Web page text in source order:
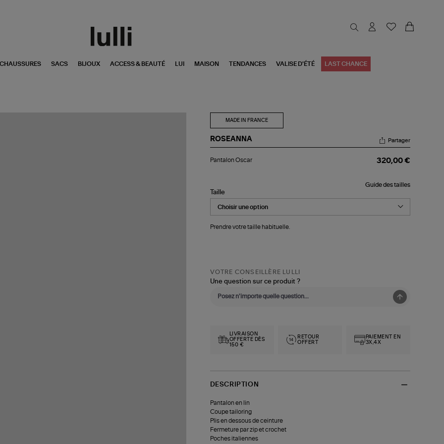
CHAUSSURES SACS BIJOUX ACCESS & BEAUTÉ LUI MAISON TENDANCES VALISE D'ÉTÉ LAST CHANCE
MADE IN FRANCE
ROSEANNA
Oscar
Partager
Pantalon Oscar 320,00 €
Guide des tailles
Taille
Prendre votre taille habituelle.
VOTRE CONSEILLÈRE LULLI
Une question sur ce produit ?
LIVRAISON
OFFERTE DÈS
150 €
RETOUR
OFFERT
PAIEMENT EN
3X,4X
DESCRIPTION
Pantalon en lin
Coupe tailoring
Plis en dessous de ceinture
Fermeture par zip et crochet
Poches italiennes